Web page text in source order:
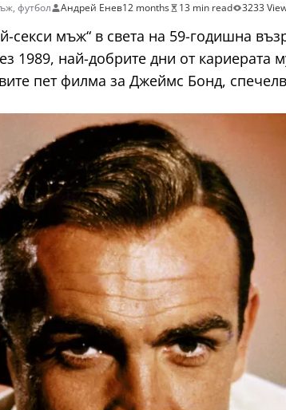
, футбол Андрей Енев12 months 13 min read 3233
секси мъж“ в света на 59-годишна
1989, най-добрите дни от кариерата
пет филма за Джеймс Бонд,